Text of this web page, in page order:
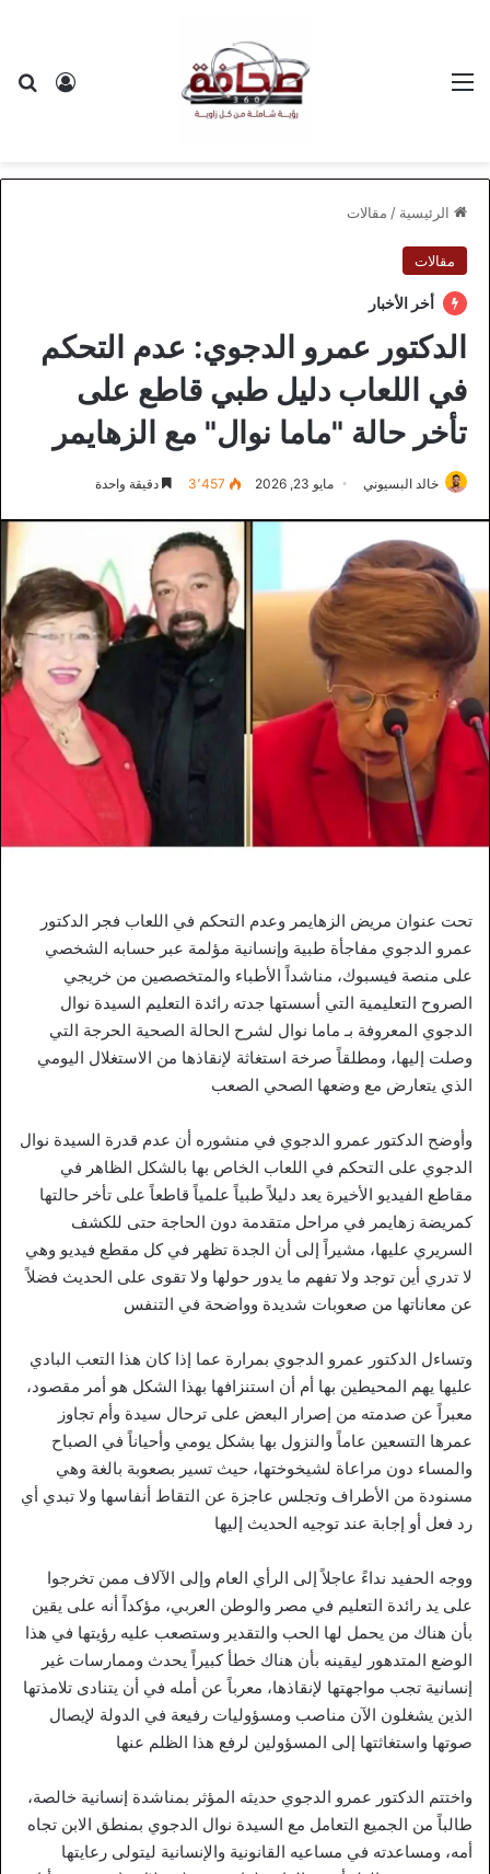
الرئيسية / مقالات
مقالات
أخر الأخبار
الدكتور عمرو الدجوي: عدم التحكم
في اللعاب دليل طبي قاطع على
تأخر حالة "ماما نوال" مع الزهايمر
خالد البسيوني مايو 23, 2026 3٬457 دقيقة واحدة
تحت عنوان مريض الزهايمر وعدم التحكم في اللعاب فجر الدكتور
عمرو الدجوي مفاجأة طبية وإنسانية مؤلمة عبر حسابه الشخصي
على منصة فيسبوك، مناشداً الأطباء والمتخصصين من خريجي
الصروح التعليمية التي أسستها جدته رائدة التعليم السيدة نوال
الدجوي المعروفة بـ ماما نوال لشرح الحالة الصحية الحرجة التي
وصلت إليها، ومطلقاً صرخة استغاثة لإنقاذها من الاستغلال اليومي
الذي يتعارض مع وضعها الصحي الصعب
وأوضح الدكتور عمرو الدجوي في منشوره أن عدم قدرة السيدة نوال
الدجوي على التحكم في اللعاب الخاص بها بالشكل الظاهر في
مقاطع الفيديو الأخيرة يعد دليلاً طبياً علمياً قاطعاً على تأخر حالتها
كمريضة زهايمر في مراحل متقدمة دون الحاجة حتى للكشف
السريري عليها، مشيراً إلى أن الجدة تظهر في كل مقطع فيديو وهي
لا تدري أين توجد ولا تفهم ما يدور حولها ولا تقوى على الحديث فضلاً
عن معاناتها من صعوبات شديدة وواضحة في التنفس
وتساءل الدكتور عمرو الدجوي بمرارة عما إذا كان هذا التعب البادي
عليها يهم المحيطين بها أم أن استنزافها بهذا الشكل هو أمر مقصود،
معبراً عن صدمته من إصرار البعض على ترحال سيدة وأم تجاوز
عمرها التسعين عاماً والنزول بها بشكل يومي وأحياناً في الصباح
والمساء دون مراعاة لشيخوختها، حيث تسير بصعوبة بالغة وهي
مسنودة من الأطراف وتجلس عاجزة عن التقاط أنفاسها ولا تبدي أي
رد فعل أو إجابة عند توجيه الحديث إليها
ووجه الحفيد نداءً عاجلاً إلى الرأي العام وإلى الآلاف ممن تخرجوا
على يد رائدة التعليم في مصر والوطن العربي، مؤكداً أنه على يقين
بأن هناك من يحمل لها الحب والتقدير وستصعب عليه رؤيتها في هذا
الوضع المتدهور ليقينه بأن هناك خطأ كبيراً يحدث وممارسات غير
إنسانية تجب مواجهتها لإنقاذها، معرباً عن أمله في أن يتنادى تلامذتها
الذين يشغلون الآن مناصب ومسؤوليات رفيعة في الدولة لإيصال
صوتها واستغاثتها إلى المسؤولين لرفع هذا الظلم عنها
واختتم الدكتور عمرو الدجوي حديثه المؤثر بمناشدة إنسانية خالصة،
طالباً من الجميع التعامل مع السيدة نوال الدجوي بمنطق الابن تجاه
أمه، ومساعدته في مساعيه القانونية والإنسانية ليتولى رعايتها